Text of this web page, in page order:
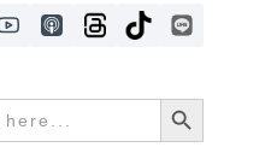
Search Button